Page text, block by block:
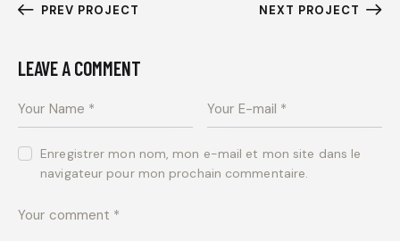
PREV PROJECT NEXT PROJECT
LEAVE A COMMENT
Enregistrer mon nom, mon e-mail et mon site dans le
navigateur pour mon prochain commentaire.